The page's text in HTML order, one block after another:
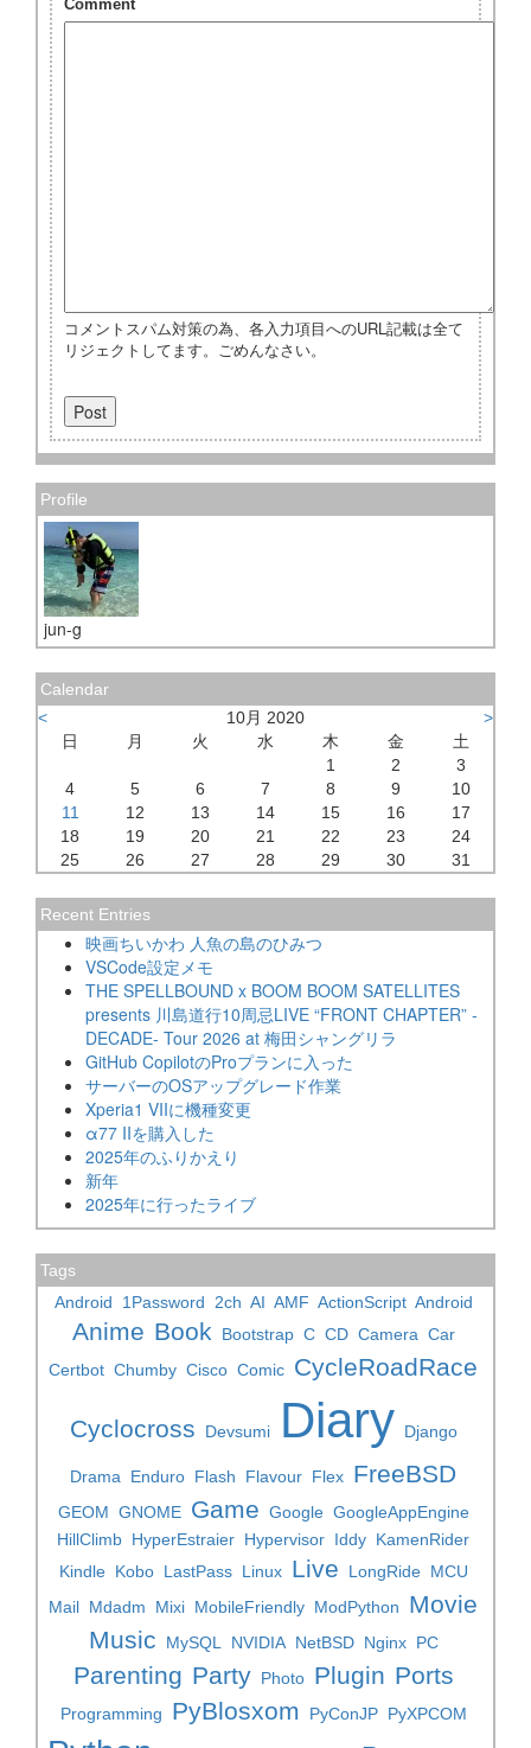
Comment
コメントスパム対策の為、各入力項目へのURL記載は全て
リジェクトしてます。ごめんなさい。
Profile
jun-g
Calendar
<
10月 2020
>
日
月 火 水 木 金
土
1
2
3
4
5 6 7 8 9
10
11
12 13 14 15 16
17
18
19 20 21 22 23
24
25
26 27 28 29 30 31
Recent Entries
映画ちいかわ 人魚の島のひみつ
VSCode設定メモ
THE SPELLBOUND x BOOM BOOM SATELLITES
presents 川島道行10周忌LIVE “FRONT CHAPTER” -
DECADE- Tour 2026 at 梅田シャングリラ
GitHub CopilotのProプランに入った
サーバーのOSアップグレード作業
Xperia1 VIIに機種変更
α77 IIを購入した
2025年のふりかえり
新年
2025年に行ったライブ
Tags
Android
1Password 2ch AI AMF ActionScript Android
Anime Book Bootstrap C CD Camera Car
Certbot Chumby Cisco Comic CycleRoadRace
Cyclocross Devsumi Diary Django
Drama Enduro Flash Flavour Flex FreeBSD
GEOM GNOME Game Google GoogleAppEngine
HillClimb HyperEstraier Hypervisor Iddy KamenRider
Kindle Kobo LastPass Linux Live LongRide MCU
Mail Mdadm Mixi MobileFriendly ModPython
Movie
Music
MySQL NVIDIA NetBSD Nginx PC
Parenting Party Photo Plugin Ports
Programming PyBlosxom PyConJP PyXPCOM